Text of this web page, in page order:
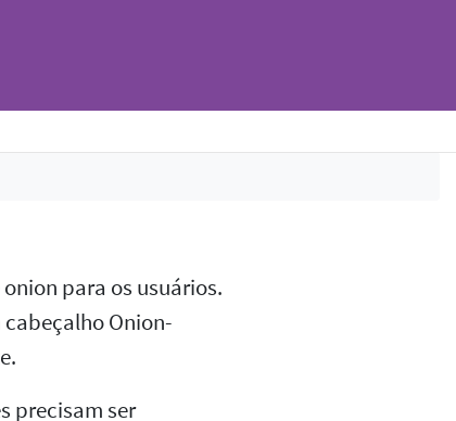
para os usuários.
Onion-
precisam ser